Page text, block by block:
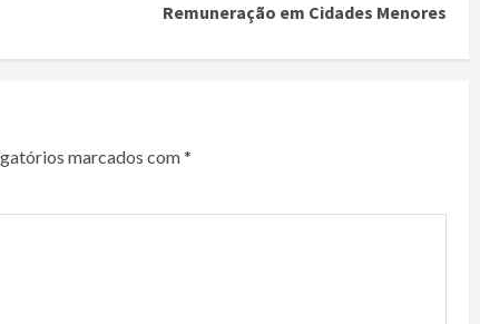
Remuneração em Cidades Menores
marcados com*